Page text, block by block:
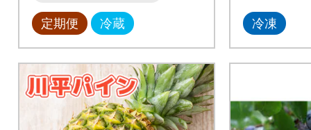
定期便 冷蔵 冷凍